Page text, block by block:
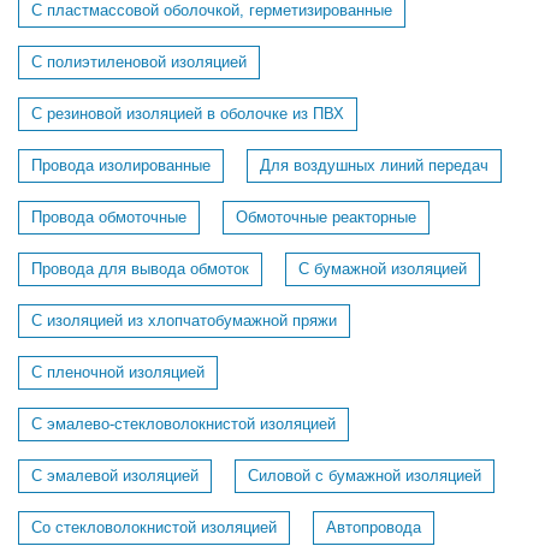
С пластмассовой оболочкой, герметизированные
С полиэтиленовой изоляцией
С резиновой изоляцией в оболочке из ПВХ
Провода изолированные Для воздушных линий передач
Провода обмоточные Обмоточные реакторные
Провода для вывода обмоток С бумажной изоляцией
С изоляцией из хлопчатобумажной пряжи
С пленочной изоляцией
С эмалево-стекловолокнистой изоляцией
С эмалевой изоляцией Силовой с бумажной изоляцией
Со стекловолокнистой изоляцией Автопровода